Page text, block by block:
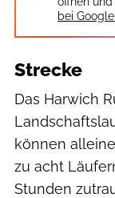
bei
Strecke
Das Harwich
können
zu acht
Stunden